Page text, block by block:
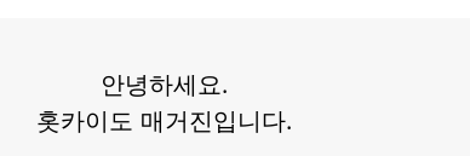
안녕하세요.
홋카이도 매거진입니다.